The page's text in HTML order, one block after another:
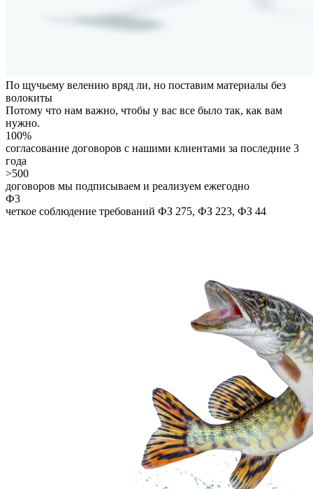
По щучьему велению вряд ли, но поставим материалы без
волокиты
Потому что нам важно, чтобы у вас все было так, как вам
нужно.
100%
согласование договоров с нашими клиентами за последние 3
года
>500
договоров мы подписываем и реализуем ежегодно
Ф3
четкое соблюдение требований ФЗ 275, ФЗ 223, ФЗ 44